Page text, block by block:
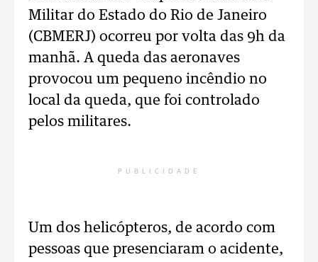
Militar do Estado do Rio de Janeiro
(CBMERJ) ocorreu por volta das 9h da
manhã. A queda das aeronaves
provocou um pequeno incêndio no
local da queda, que foi controlado
pelos militares.
PUBLICIDADE
Um dos helicópteros, de acordo com
pessoas que presenciaram o acidente,